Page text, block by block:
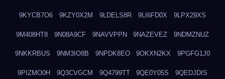
9KYCB7O6 9KZY0X2M 9LDELS8R 9LI6FD0X 9LPX29XS
9M408HT8 9N08A9CF 9NAVVPPN 9NAZEVEZ 9NDMZNUZ
9NKKRBUS 9NM3IO8B 9NPDK8EO 9OKXN2KX 9PGFG1J0
9PIZMO0H 9Q3CVGCM 9Q4799TT 9QE0Y05S 9QEDJDIS